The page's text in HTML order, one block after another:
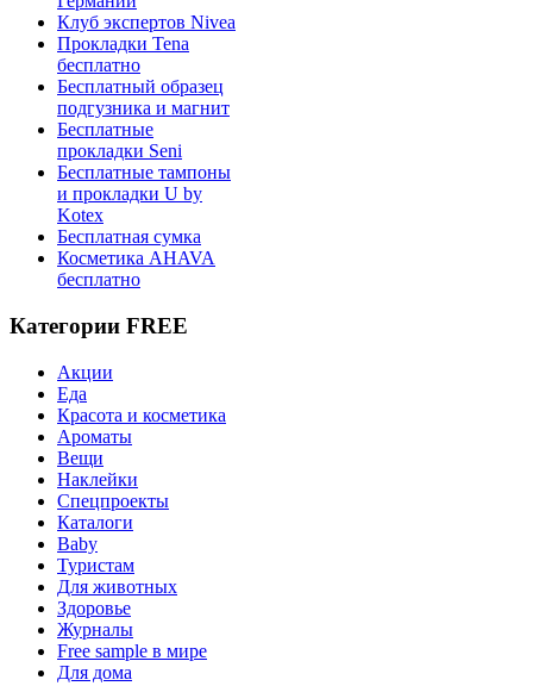
Клуб экспертов Nivea
Прокладки Tena
бесплатно
Бесплатный образец
подгузника и магнит
Бесплатные
прокладки Seni
Бесплатные тампоны
и прокладки U by
Kotex
Бесплатная сумка
Косметика AHAVA
бесплатно
Категории FREE
Акции
Еда
Красота и косметика
Ароматы
Вещи
Наклейки
Спецпроекты
Каталоги
Baby
Туристам
Для животных
Здоровье
Журналы
Free sample в мире
Для дома